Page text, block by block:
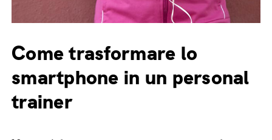
Come trasformare lo
smartphone in un personal
trainer